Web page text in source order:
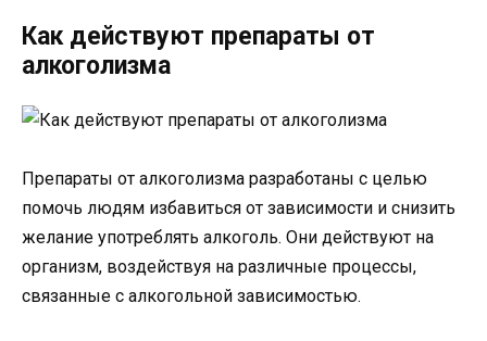
Как действуют препараты от
алкоголизма
Препараты от алкоголизма разработаны с целью
помочь людям избавиться от зависимости и снизить
желание употреблять алкоголь. Они действуют на
организм, воздействуя на различные процессы,
связанные с алкогольной зависимостью.